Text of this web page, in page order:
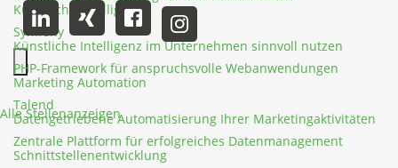
Künstliche Intelligenz
Künstliche Intelligenz im Unternehmen sinnvoll nutzen
Marketing Automation
Datengetriebene Automatisierung Ihrer Marketingaktivitäten
Schnittstellenentwicklung
Symfony
PHP-Framework für anspruchsvolle Webanwendungen
Talend
Zentrale Plattform für erfolgreiches Datenmanagement
Hauptmenü schließen
Alle Stellenanzeigen